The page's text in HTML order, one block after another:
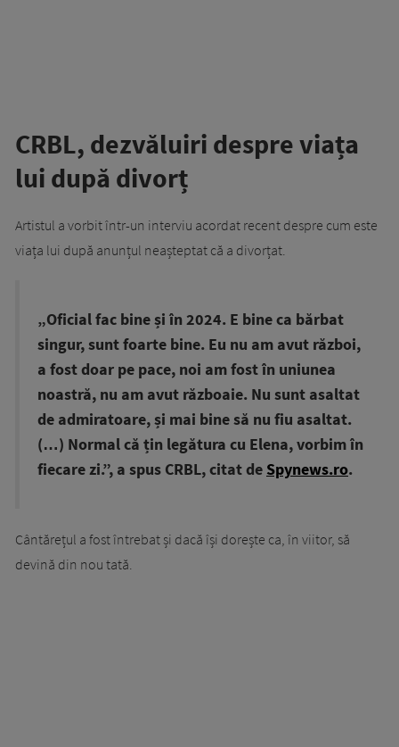
CRBL, dezvăluiri despre viața
lui după divorț
Artistul a vorbit într-un interviu acordat recent despre cum este
viața lui după anunțul neașteptat că a divorțat.
„Oficial fac bine și în 2024. E bine ca bărbat
singur, sunt foarte bine. Eu nu am avut război,
a fost doar pe pace, noi am fost în uniunea
noastră, nu am avut războaie. Nu sunt asaltat
de admiratoare, și mai bine să nu fiu asaltat.
(…) Normal că țin legătura cu Elena, vorbim în
fiecare zi.”, a spus CRBL, citat de Spynews.ro.
Cântărețul a fost întrebat și dacă își dorește ca, în viitor, să
devină din nou tată.